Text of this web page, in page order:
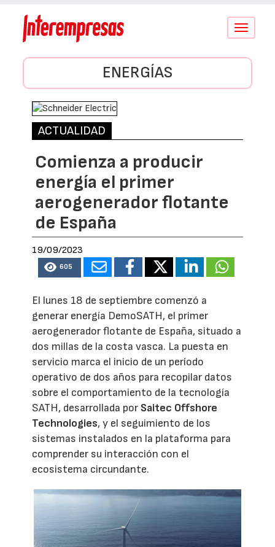
Conmutar
ENERGÍAS
ACTUALIDAD
Comienza a producir
energía el primer
aerogenerador flotante
de España
19/09/2023
605
El lunes 18 de septiembre comenzó a
generar energía DemoSATH, el primer
aerogenerador flotante de España, situado a
dos millas de la costa vasca. La puesta en
servicio marca el inicio de un período
operativo de dos años para recopilar datos
sobre el comportamiento de la tecnología
SATH, desarrollada por Saitec Offshore
Technologies, y el seguimiento de los
sistemas instalados en la plataforma para
comprender su interacción con el
ecosistema circundante.